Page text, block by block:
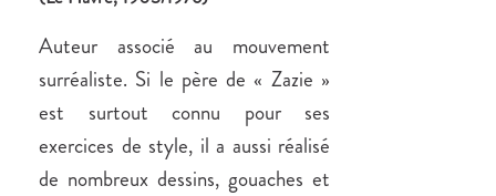
Auteur associé au mouvement
surréaliste. Si le père de « Zazie »
est surtout connu pour ses
exercices de style, il a aussi réalisé
de nombreux dessins, gouaches et